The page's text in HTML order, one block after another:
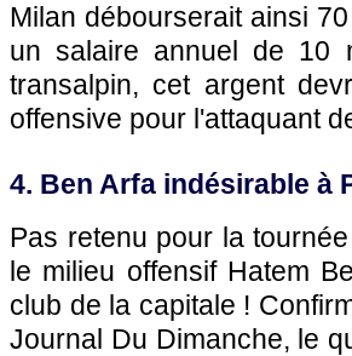
Milan débourserait ainsi
un salaire annuel de 10
transalpin, cet argent
offensive pour l'attaquant
4. Ben Arfa indésirable à
Pas retenu pour la
le milieu offensif Hatem
club de la capitale !
Journal Du Dimanche, le